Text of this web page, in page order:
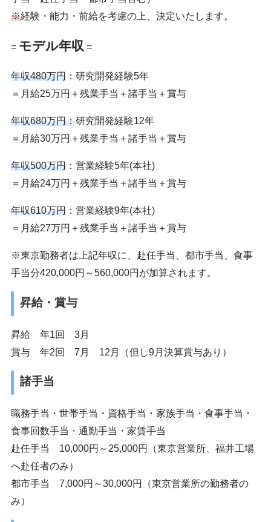
※経験・能力・前給を考慮の上、決定いたします。
= モデル年収 =
年収480万円：研究開発経験5年
＝月給25万円＋残業手当＋諸手当＋賞与
年収680万円：研究開発経験12年
＝月給30万円＋残業手当＋諸手当＋賞与
年収500万円：営業経験5年(本社)
＝月給24万円＋残業手当＋諸手当＋賞与
年収610万円：営業経験9年(本社)
＝月給27万円＋残業手当＋諸手当＋賞与
※東京勤務者は上記年収に、赴任手当、都市手当、食事
手当分420,000円～560,000円が加算されます。
昇給・賞与
昇給 年1回 3月
賞与 年2回 7月 12月（但し9月決算賞与あり）
諸手当
職務手当・世帯手当・資格手当・家族手当・食事手当・
食事回数手当・通勤手当・家賃手当
赴任手当 10,000円～25,000円（東京営業所、福井工場
へ赴任者のみ）
都市手当 7,000円～30,000円（東京営業所の勤務者の
み）